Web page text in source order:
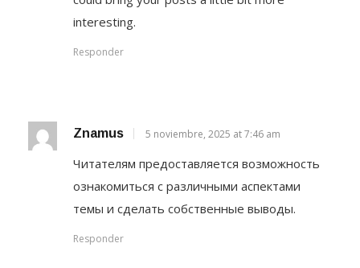
interesting.
Responder
Znamus 5 noviembre, 2025 at 7:46 am
Читателям предоставляется возможность
ознакомиться с различными аспектами
темы и сделать собственные выводы.
Responder